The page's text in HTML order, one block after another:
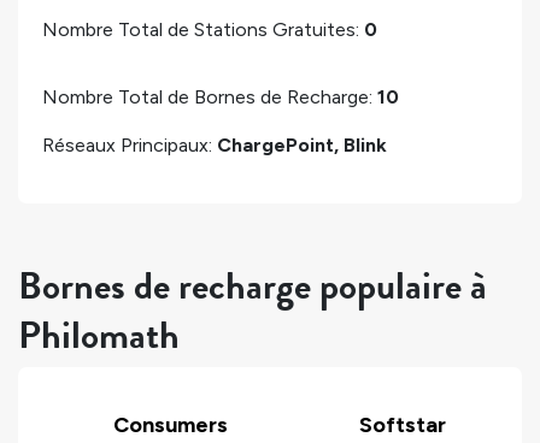
Nombre Total de Stations Gratuites: 0
Nombre Total de Bornes de Recharge: 10
Réseaux Principaux: ChargePoint, Blink
Bornes de recharge populaire à
Philomath
Consumers
Softstar